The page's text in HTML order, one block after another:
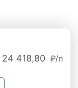
24 418,80 ₽/п